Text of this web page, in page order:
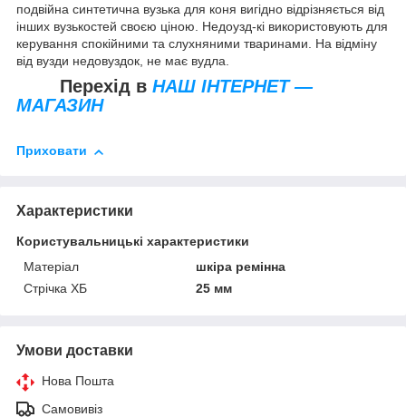
подвійна синтетична вузька для коня вигідно відрізняється від
інших вузькостей своєю ціною. Недоузд-кі використовують для
керування спокійними та слухняними тваринами. На відміну
від вузди недовуздок, не має вудла.
Перехід в НАШ ІНТЕРНЕТ —
МАГАЗИН
Приховати
Характеристики
Користувальницькі характеристики
Матеріал
шкіра ремінна
Стрічка ХБ
25 мм
Умови доставки
Нова Пошта
Самовивіз